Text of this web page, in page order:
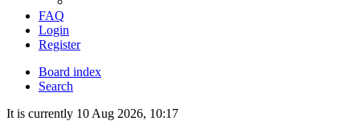
FAQ
Login
Register
Board index
Search
It is currently 10 Aug 2026, 10:17